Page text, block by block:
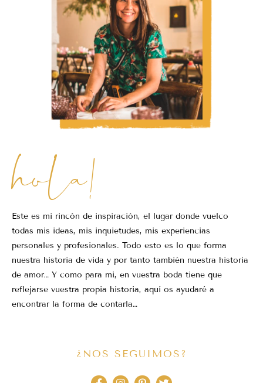
hola!
Este es mi rincón de inspiración, el lugar donde vuelco
todas mis ideas, mis inquietudes, mis experiencias
personales y profesionales. Todo esto es lo que forma
nuestra historia de vida y por tanto también nuestra historia
de amor… Y como para mi, en vuestra boda tiene que
reflejarse vuestra propia historia, aquí os ayudaré a
encontrar la forma de contarla…
¿NOS SEGUIMOS?